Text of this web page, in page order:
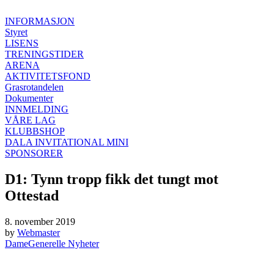
INFORMASJON
Styret
LISENS
TRENINGSTIDER
ARENA
AKTIVITETSFOND
Grasrotandelen
Dokumenter
INNMELDING
VÅRE LAG
KLUBBSHOP
DALA INVITATIONAL MINI
SPONSORER
D1: Tynn tropp fikk det tungt mot
Ottestad
8. november 2019
by Webmaster
DameGenerelle Nyheter